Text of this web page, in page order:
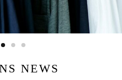
NEWS